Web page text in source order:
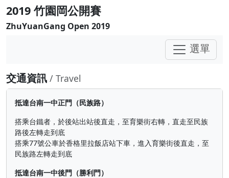
2019 竹園岡公開賽
ZhuYuanGang Open 2019
選單
交通資訊 / Travel
抵達台南一中正門（民族路）
搭乘台鐵者，於後站出站後直走，至育樂街右轉，直走至民族
路後左轉走到底
搭乘77號公車於香格里拉飯店站下車，進入育樂街後直走，至
民族路左轉走到底
抵達台南一中後門（勝利門）